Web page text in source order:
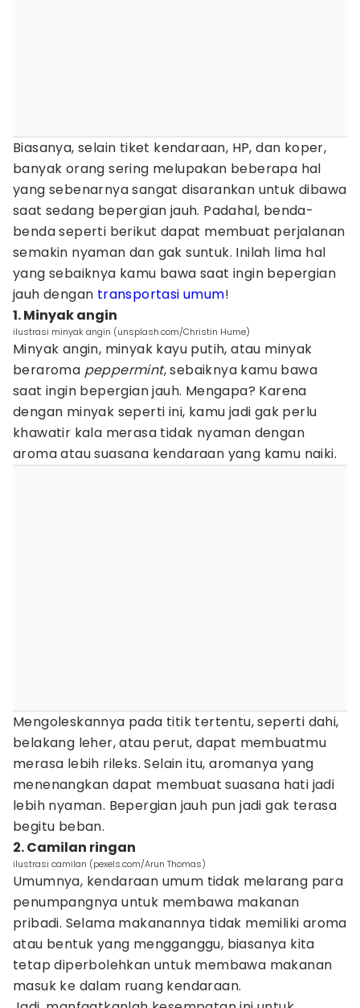
Biasanya, selain tiket kendaraan, HP, dan koper,
banyak orang sering melupakan beberapa hal
yang sebenarnya sangat disarankan untuk dibawa
saat sedang bepergian jauh. Padahal, benda-
benda seperti berikut dapat membuat perjalanan
semakin nyaman dan gak suntuk. Inilah lima hal
yang sebaiknya kamu bawa saat ingin bepergian
jauh dengan transportasi umum!
1. Minyak angin
ilustrasi minyak angin (unsplash.com/Christin Hume)
Minyak angin, minyak kayu putih, atau minyak
beraroma peppermint, sebaiknya kamu bawa
saat ingin bepergian jauh. Mengapa? Karena
dengan minyak seperti ini, kamu jadi gak perlu
khawatir kala merasa tidak nyaman dengan
aroma atau suasana kendaraan yang kamu naiki.
Mengoleskannya pada titik tertentu, seperti dahi,
belakang leher, atau perut, dapat membuatmu
merasa lebih rileks. Selain itu, aromanya yang
menenangkan dapat membuat suasana hati jadi
lebih nyaman. Bepergian jauh pun jadi gak terasa
begitu beban.
2. Camilan ringan
ilustrasi camilan (pexels.com/Arun Thomas)
Umumnya, kendaraan umum tidak melarang para
penumpangnya untuk membawa makanan
pribadi. Selama makanannya tidak memiliki aroma
atau bentuk yang mengganggu, biasanya kita
tetap diperbolehkan untuk membawa makanan
masuk ke dalam ruang kendaraan.